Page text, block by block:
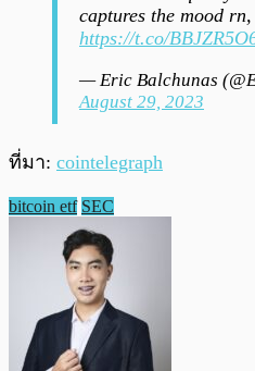
captures the mood
https://t.co/
— Eric Balchunas
August 29, 2023
ที่มา: cointelegraph
bitcoin etf SEC